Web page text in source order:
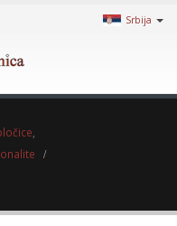
Srbija